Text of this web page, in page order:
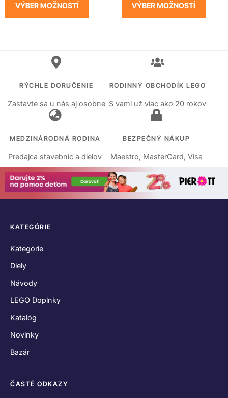
VÝBER MOŽNOSTÍ VÝBER MOŽNOSTÍ
RÝCHLE DORUČENIE
Zastavte sa u nás aj osobne
RODINNÝ OBCHODÍK LEGO
S vami už viac ako 20 rokov
MEDZINÁRODNÁ RODINA
Predajca stavebníc a dielov
BEZPEČNÝ NÁKUP
Maestro, MasterCard, Visa
KATEGÓRIE
Kategórie
Diely
Návody
LEGO Doplnky
Katalóg
Novinky
Bazár
ČASTÉ ODKAZY